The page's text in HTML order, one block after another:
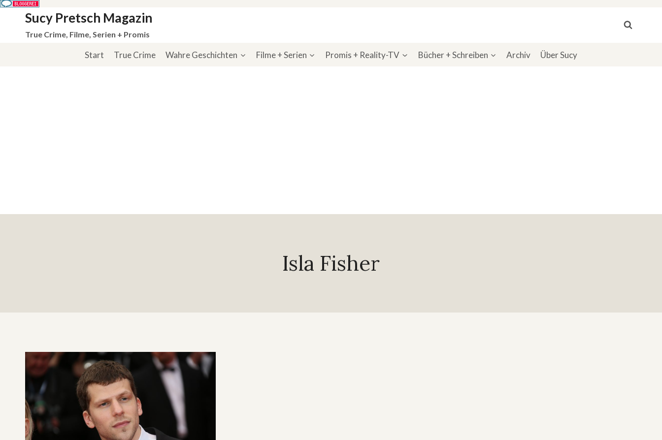
springen
Sucy Pretsch Magazin
True Crime, Filme, Serien + Promis
Start True Crime Wahre Geschichten Filme + Serien Promis + Reality-TV Bücher + Schreiben Archiv Über Sucy
Isla Fisher